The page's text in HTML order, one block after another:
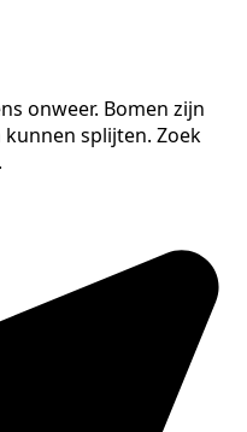
onweer. Bomen zijn
splijten. Zoek